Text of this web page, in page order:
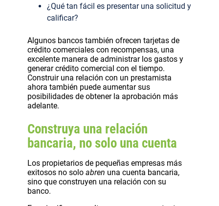
¿Qué tan fácil es presentar una solicitud y
calificar?
Algunos bancos también ofrecen tarjetas de
crédito comerciales con recompensas, una
excelente manera de administrar los gastos y
generar crédito comercial con el tiempo.
Construir una relación con un prestamista
ahora también puede aumentar sus
posibilidades de obtener la aprobación más
adelante.
Construya una relación
bancaria, no solo una cuenta
Los propietarios de pequeñas empresas más
exitosos no solo abren una cuenta bancaria,
sino que construyen una relación con su
banco.